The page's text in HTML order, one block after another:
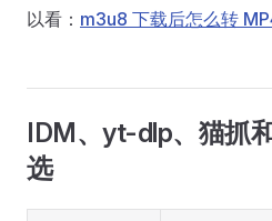
以看： m3u8 下载后怎么转
IDM、yt-dlp、猫抓
选